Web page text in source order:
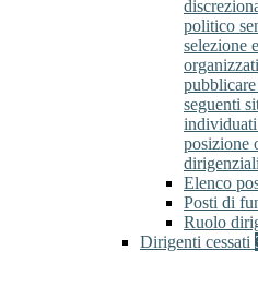
politico
selezione
seguenti
posizione
Elenco
Posti di
Ruolo
Dirigenti cessati